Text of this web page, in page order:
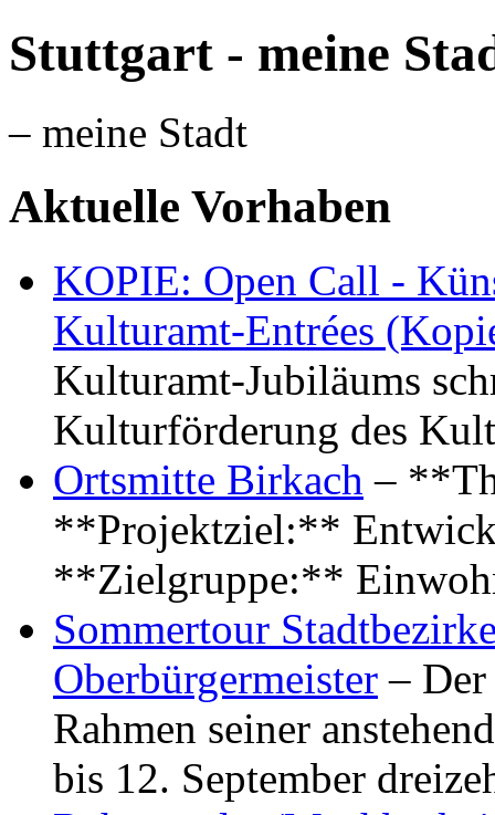
Stuttgart - meine
– meine Stadt
Aktuelle Vorhaben
KOPIE: Open Call -
Kulturamt-Entrées
Kulturamt-Jubiläums
Kulturförderung des
Ortsmitte Birkach –
**Projektziel:**
**Zielgruppe:**
Sommertour
Oberbürgermeister –
Rahmen seiner
bis 12. September